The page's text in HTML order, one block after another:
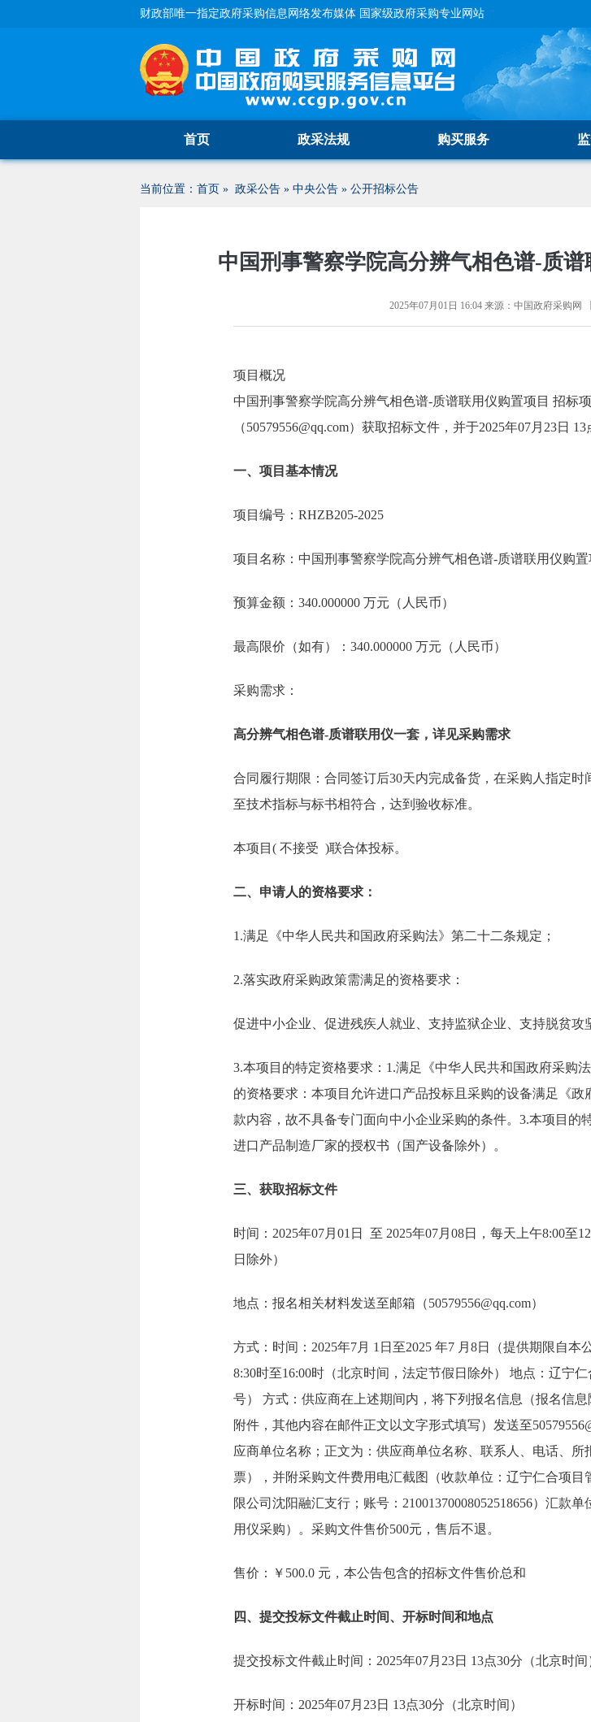
财政部唯一指定政府采购信息网络发布媒体 国家级政府采购专业网站
首页 政采法规 购买服务
当前位置： 首页 » 政采公告 » 中央公告 » 公开招标公告
中国刑事警察学院高分辨气相色谱-质
2025年07月01日 16:04来源： 中国政府采购网
项目概况
中国刑事警察学院高分辨气相色谱-质谱联用仪购置项目 招标
（50579556@qq.com）获取招标文件，并于2025年07月23日
一、项目基本情况
项目编号：RHZB205-2025
项目名称：中国刑事警察学院高分辨气相色谱-质谱联用仪购置
预算金额：340.000000 万元（人民币）
最高限价（如有）：340.000000 万元（人民币）
采购需求：
高分辨气相色谱-质谱联用仪一套，详见采购需求
合同履行期限：合同签订后30天内完成备货，在采购人指定
至技术指标与标书相符合，达到验收标准。
本项目( 不接受 )联合体投标。
二、申请人的资格要求：
1.满足《中华人民共和国政府采购法》第二十二条规定；
2.落实政府采购政策需满足的资格要求：
促进中小企业、促进残疾人就业、支持监狱企业、支持脱贫攻
3.本项目的特定资格要求：1.满足《中华人民共和国政府采购
的资格要求：本项目允许进口产品投标且采购的设备满足《
款内容，故不具备专门面向中小企业采购的条件。3.本项目的
进口产品制造厂家的授权书（国产设备除外）。
三、获取招标文件
时间：2025年07月01日 至 2025年07月08日，每天上午8:00至
日除外）
地点：报名相关材料发送至邮箱（50579556@qq.com）
方式：时间：2025年7月 1日至2025 年7 月8日（提供期限自
8:30时至16:00时（北京时间，法定节假日除外） 地点：辽宁
号） 方式：供应商在上述期间内，将下列报名信息（报名信
附件，其他内容在邮件正文以文字形式填写）发送至
应商单位名称；正文为：供应商单位名称、联系人、电话、
票），并附采购文件费用电汇截图（收款单位：辽宁仁合项
限公司沈阳融汇支行；账号：21001370008052518656）汇款
用仪采购）。采购文件售价500元，售后不退。
售价：￥500.0 元，本公告包含的招标文件售价总和
四、提交投标文件截止时间、开标时间和地点
提交投标文件截止时间：2025年07月23日 13点30分（北京时间
开标时间：2025年07月23日 13点30分（北京时间）